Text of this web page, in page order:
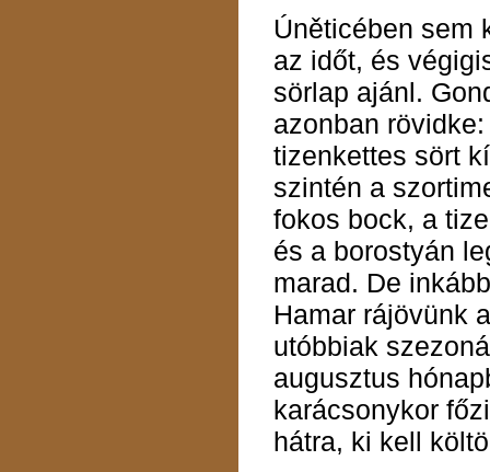
Úněticében sem
az időt, és
sörlap ajánl.
azonban
tizenkettes sört
szintén a
fokos bock, a
és a borostyán
marad. De
Hamar rájövünk
utóbbiak
augusztus
karácsonykor
hátra, ki kell